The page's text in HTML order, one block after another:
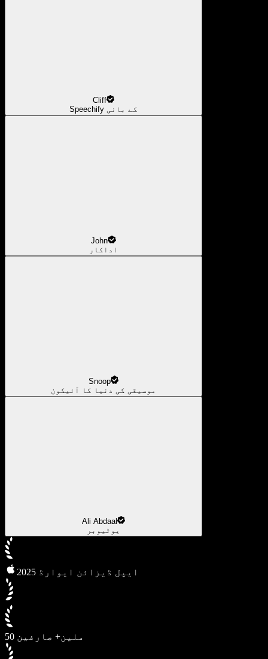
Cliff
Speechify کے بانی
John
اداکار
Snoop
موسیقی کی دنیا کا آئیکون
Ali Abdaal
یوٹیوبر
2025 ایپل ڈیزائن ایوارڈ
50 ملین+ صارفین